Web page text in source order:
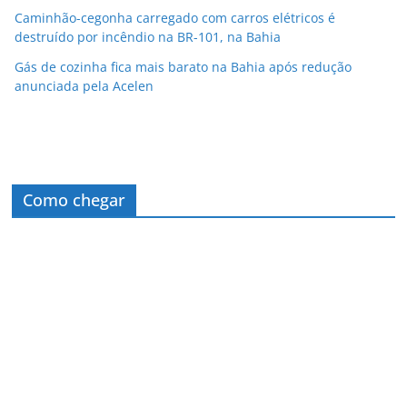
Caminhão-cegonha carregado com carros elétricos é
destruído por incêndio na BR-101, na Bahia
Gás de cozinha fica mais barato na Bahia após redução
anunciada pela Acelen
Como chegar